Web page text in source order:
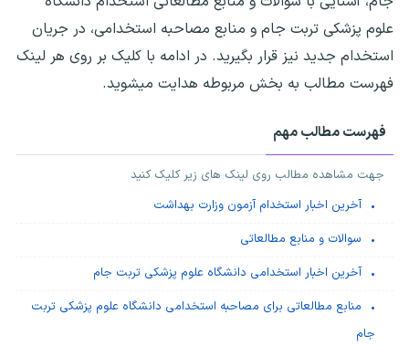
علوم پزشکی تربت جام و منابع مصاحبه استخدامی، در جریان
استخدام جدید نیز قرار بگیرید. در ادامه با کلیک بر روی هر لینک
فهرست مطالب به بخش مربوطه هدایت میشوید.
فهرست مطالب مهم
جهت مشاهده مطالب روی لینک های زیر کلیک کنید
آخرین اخبار استخدام آزمون وزارت بهداشت
سوالات و منابع مطالعاتی
آخرین اخبار استخدامی دانشگاه علوم پزشکی تربت جام
منابع مطالعاتی برای مصاحبه استخدامی دانشگاه علوم پزشکی تربت
جام